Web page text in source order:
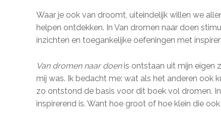
Waar je ook van droomt, uiteindelijk willen we
helpen ontdekken. In Van dromen naar doen
inzichten en toegankelijke oefeningen met
Van dromen naar doenis ontstaan uit mijn eigen
mij was. Ik bedacht me: wat als het anderen ook
zo ontstond de basis voor dit boek vol dromen.
inspirerend is. Want hoe groot of hoe klein die